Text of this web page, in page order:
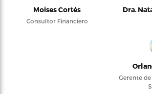
Moises Cortés
Consultor Financiero
Dra.
Gerente